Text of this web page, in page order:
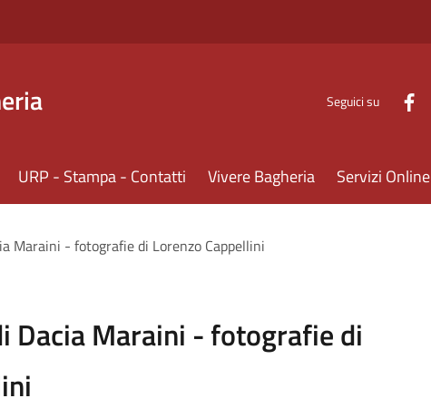
Seguici su
URP - Stampa - Contatti Vivere Bagheria Servizi Online
Maraini - fotografie di Lorenzo Cappellini
Dacia Maraini - fotografie di